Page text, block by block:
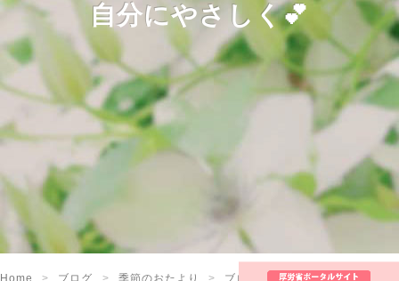
Home ブログ 季節のおたより ブログ 自分にやさしく💕
自分にやさしく💕